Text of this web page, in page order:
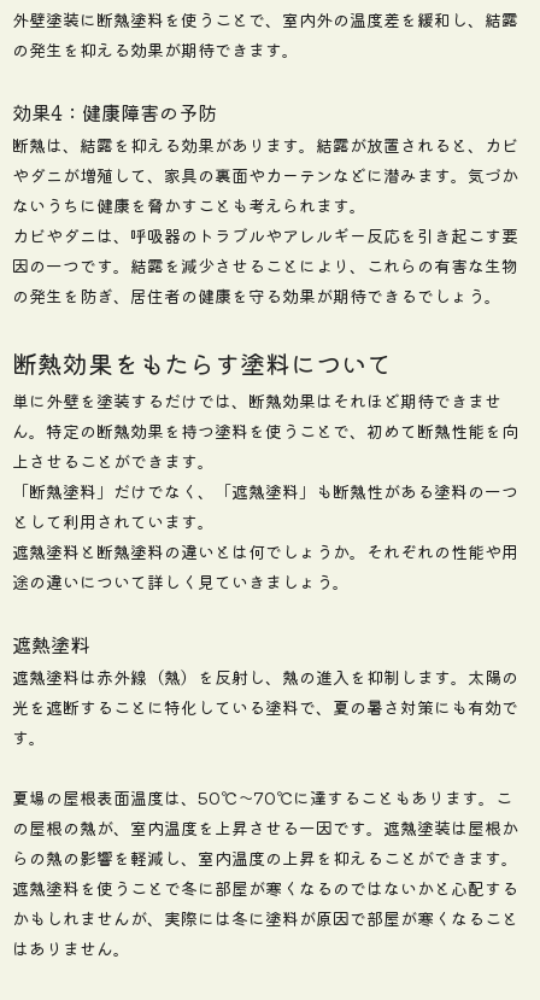
外壁塗装に断熱塗料を使うことで、室内外の温度差を緩和し、結露
の発生を抑える効果が期待できます。
効果4：健康障害の予防
断熱は、結露を抑える効果があります。結露が放置されると、カビ
やダニが増殖して、家具の裏面やカーテンなどに潜みます。気づか
ないうちに健康を脅かすことも考えられます。
カビやダニは、呼吸器のトラブルやアレルギー反応を引き起こす要
因の一つです。結露を減少させることにより、これらの有害な生物
の発生を防ぎ、居住者の健康を守る効果が期待できるでしょう。
断熱効果をもたらす塗料について
単に外壁を塗装するだけでは、断熱効果はそれほど期待できませ
ん。特定の断熱効果を持つ塗料を使うことで、初めて断熱性能を向
上させることができます。
「断熱塗料」だけでなく、「遮熱塗料」も断熱性がある塗料の一つ
として利用されています。
遮熱塗料と断熱塗料の違いとは何でしょうか。それぞれの性能や用
途の違いについて詳しく見ていきましょう。
遮熱塗料
遮熱塗料は赤外線（熱）を反射し、熱の進入を抑制します。太陽の
光を遮断することに特化している塗料で、夏の暑さ対策にも有効で
す。
夏場の屋根表面温度は、50℃〜70℃に達することもあります。こ
の屋根の熱が、室内温度を上昇させる一因です。遮熱塗装は屋根か
らの熱の影響を軽減し、室内温度の上昇を抑えることができます。
遮熱塗料を使うことで冬に部屋が寒くなるのではないかと心配する
かもしれませんが、実際には冬に塗料が原因で部屋が寒くなること
はありません。